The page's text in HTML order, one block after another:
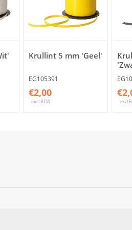
Krullint 5 mm 'Geel'
EG105391
€2,00
excl.BTW